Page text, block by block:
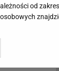
od
zainstalowanie
urządzeniu